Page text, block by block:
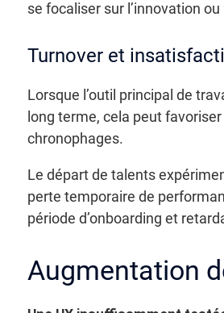
se focaliser sur l’innovation
Turnover et
Lorsque l’outil principal de
long terme, cela peut
chronophages.
Le départ de talents
perte temporaire de
période d’onboarding et
Augmentation